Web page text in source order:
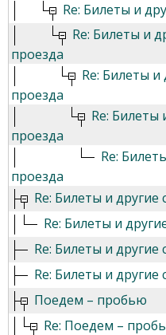
Re: Билеты и
Re: Билеты и
проезда
Re: Билеты и
проезда
Re: Билеты
проезда
Re:
проезда
Re: Билеты и
Re: Билеты и
Re: Билеты и
Re: Билеты и
Поедем – пробью
Re: Поедем –